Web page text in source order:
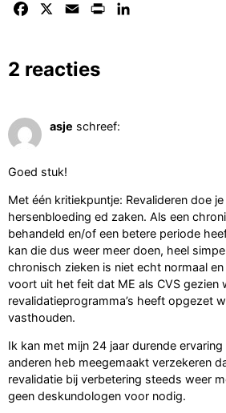
Facebook Email Print
2 reacties
asje schreef:
Goed stuk!
Met één kritiekpuntje: Revalideren doe
hersenbloeding ed zaken. Als een
behandeld en/of een betere periode
kan die dus weer meer doen, heel
chronisch zieken is niet echt normaal
voort uit het feit dat ME als CVS gezien
revalidatieprogramma’s heeft opgezet
vasthouden.
Ik kan met mijn 24 jaar durende
anderen heb meegemaakt verzekeren
revalidatie bij verbetering steeds weer
geen deskundologen voor nodig.